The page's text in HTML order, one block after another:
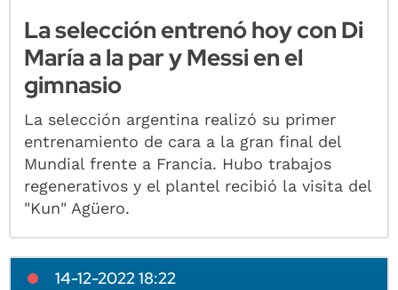
La selección entrenó hoy con Di
María a la par y Messi en el
gimnasio
La selección argentina realizó su primer
entrenamiento de cara a la gran final del
Mundial frente a Francia. Hubo trabajos
regenerativos y el plantel recibió la visita del
"Kun" Agüero.
14-12-2022 18:22